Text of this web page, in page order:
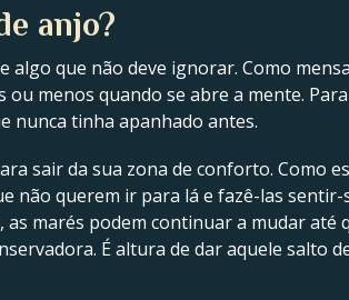
anjo?
algo que não deve ignorar. Como
menos quando se abre a mente.
nunca tinha apanhado antes.
sair da sua zona de conforto. Como
não querem ir para lá e fazê-las
as marés podem continuar a mudar
É altura de dar aquele salto